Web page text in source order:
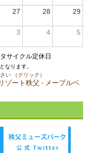
27 28 29
3 4 5
サイクル定休日
なります。
い （クリック）
ゾート秩父 ・ メープルベ